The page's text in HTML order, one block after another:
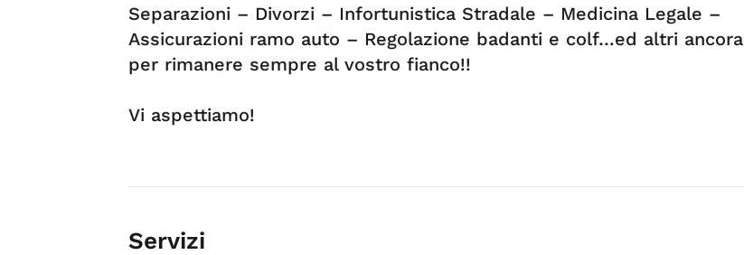
Separazioni – Divorzi – Infortunistica Stradale – Medicina Legale –
Assicurazioni ramo auto – Regolazione badanti e colf…ed altri ancora
per rimanere sempre al vostro fianco!!
Vi aspettiamo!
Servizi